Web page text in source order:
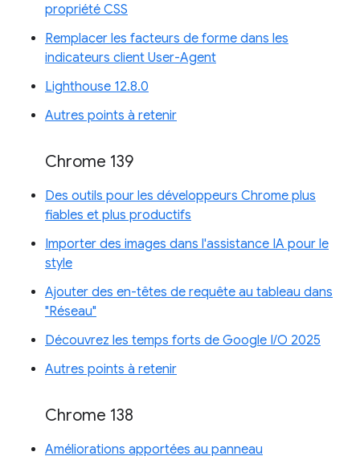
propriété CSS
Remplacer les facteurs de forme dans les
indicateurs client User-Agent
Lighthouse 12.8.0
Autres points à retenir
Chrome 139
Des outils pour les développeurs Chrome plus
fiables et plus productifs
Importer des images dans l'assistance IA pour le
style
Ajouter des en-têtes de requête au tableau dans
"Réseau"
Découvrez les temps forts de Google I/O 2025
Autres points à retenir
Chrome 138
Améliorations apportées au panneau